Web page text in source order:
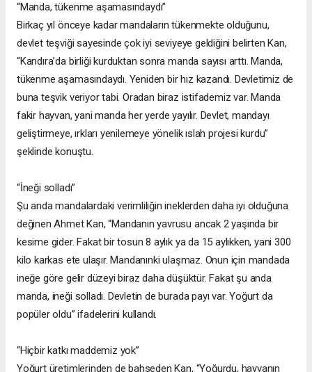
“Manda, tükenme aşamasındaydı”
Birkaç yıl önceye kadar mandaların tükenmekte olduğunu,
devlet teşviği sayesinde çok iyi seviyeye geldiğini belirten Kan,
“Kandıra’da birliği kurduktan sonra manda sayısı arttı. Manda,
tükenme aşamasındaydı. Yeniden bir hız kazandı. Devletimiz de
buna teşvik veriyor tabi. Oradan biraz istifademiz var. Manda
fakir hayvan, yani manda her yerde yayılır. Devlet, mandayı
geliştirmeye, ırkları yenilemeye yönelik ıslah projesi kurdu”
şeklinde konuştu.
“İneği solladı”
Şu anda mandalardaki verimliliğin ineklerden daha iyi olduğuna
değinen Ahmet Kan, “Mandanın yavrusu ancak 2 yaşında bir
kesime gider. Fakat bir tosun 8 aylık ya da 15 aylıkken, yani 300
kilo karkas ete ulaşır. Mandanınki ulaşmaz. Onun için mandada
ineğe göre gelir düzeyi biraz daha düşüktür. Fakat şu anda
manda, ineği solladı. Devletin de burada payı var. Yoğurt da
popüler oldu” ifadelerini kullandı.
“Hiçbir katkı maddemiz yok”
Yoğurt üretimlerinden de bahseden Kan, “Yoğurdu, hayvanın